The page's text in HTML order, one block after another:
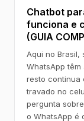
Chatbot
funciona e
(GUIA
Aqui no Brasil,
WhatsApp têm
resto continua
travado no
pergunta
o WhatsApp é